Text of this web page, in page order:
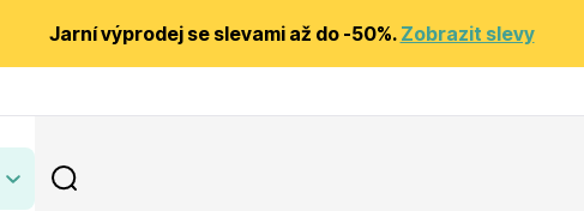
Jarní výprodej se slevami až do -50%. Zobrazit slevy